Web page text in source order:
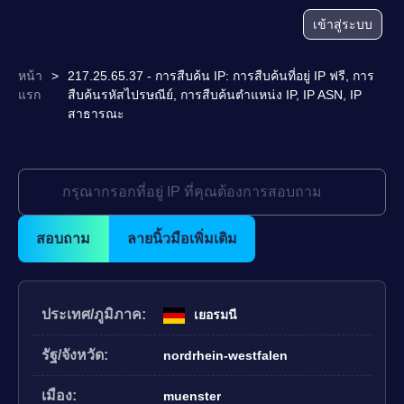
เข้าสู่ระบบ
หน้า
แรก
>
217.25.65.37 - การสืบค้น IP: การสืบค้นที่อยู่ IP ฟรี, การ
สืบค้นรหัสไปรษณีย์, การสืบค้นตำแหน่ง IP, IP ASN, IP
สาธารณะ
สอบถาม ลายนิ้วมือเพิ่มเติม
ประเทศ/ภูมิภาค: เยอรมนี
รัฐ/จังหวัด: nordrhein-westfalen
เมือง: muenster